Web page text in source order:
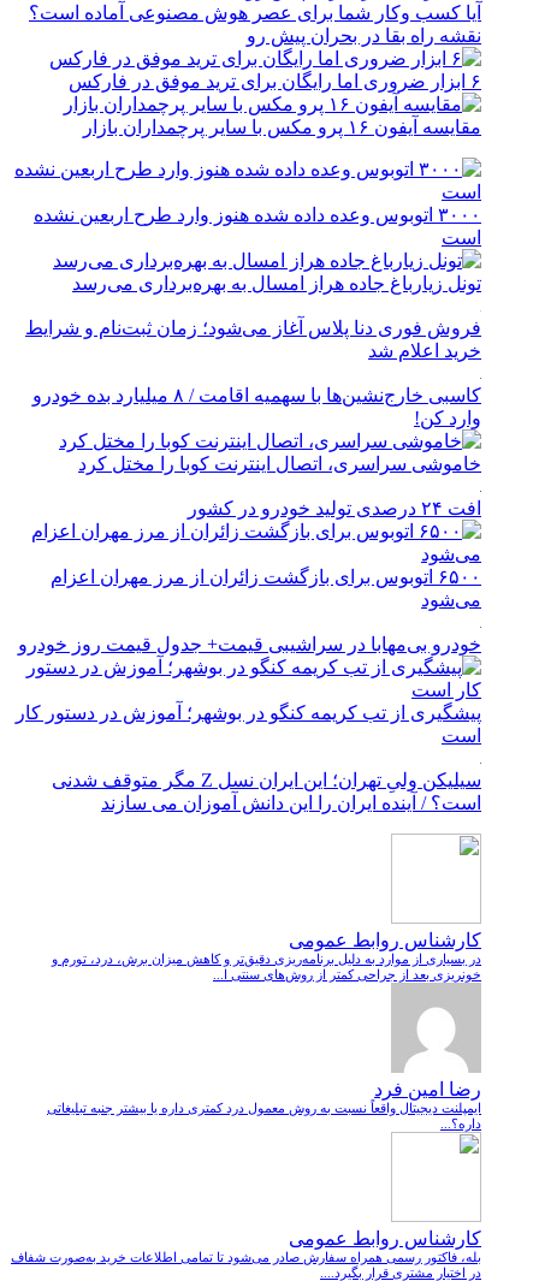
آیا کسب وکار شما برای عصر هوش مصنوعی آماده است؟
نقشه راه بقا در بحران پیش رو
۶ ابزار ضروری اما رایگان برای ترید موفق در فارکس
مقایسه آیفون ۱۶ پرو مکس با سایر پرچمداران بازار
۳۰۰۰ اتوبوس وعده داده شده هنوز وارد طرح اربعین نشده
است
تونل زیارباغ جاده هراز امسال به بهره‌برداری می‌رسد
فروش فوری دنا پلاس آغاز می‌شود؛ زمان ثبت‌نام و شرایط
خرید اعلام شد
کاسبی خارج‌نشین‌ها با سهمیه اقامت / ۸ میلیارد بده خودرو
وارد کن!
خاموشی سراسری، اتصال اینترنت کوبا را مختل کرد
افت ۲۴ درصدی تولید خودرو در کشور
۶۵۰۰ اتوبوس برای بازگشت زائران از مرز مهران اعزام
می‌شود
خودرو بی‌مهابا در سراشیبی قیمت+ جدول قیمت روز خودرو
پیشگیری از تب کریمه کنگو در بوشهر؛ آموزش در دستور کار
است
سیلیکن ولیِ تهران؛ این ایران نسل Z مگر متوقف شدنی
است؟ / آینده ایران را این دانش آموزان می سازند
کارشناس روابط عمومی
در بسیاری از موارد به دلیل برنامه‌ریزی دقیق‌تر و کاهش میزان برش، درد، تورم و
خونریزی بعد از جراحی کمتر از روش‌های سنتی ا...
رضا امین فرد
ایمپلنت دیجیتال واقعاً نسبت به روش معمول درد کمتری داره یا بیشتر جنبه تبلیغاتی
داره؟...
کارشناس روابط عمومی
بله، فاکتور رسمی همراه سفارش صادر می‌شود تا تمامی اطلاعات خرید به‌صورت شفاف
در اختیار مشتری قرار بگیرد....